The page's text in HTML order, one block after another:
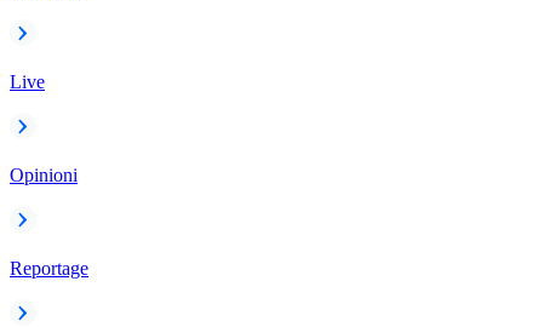
Live
Opinioni
Reportage